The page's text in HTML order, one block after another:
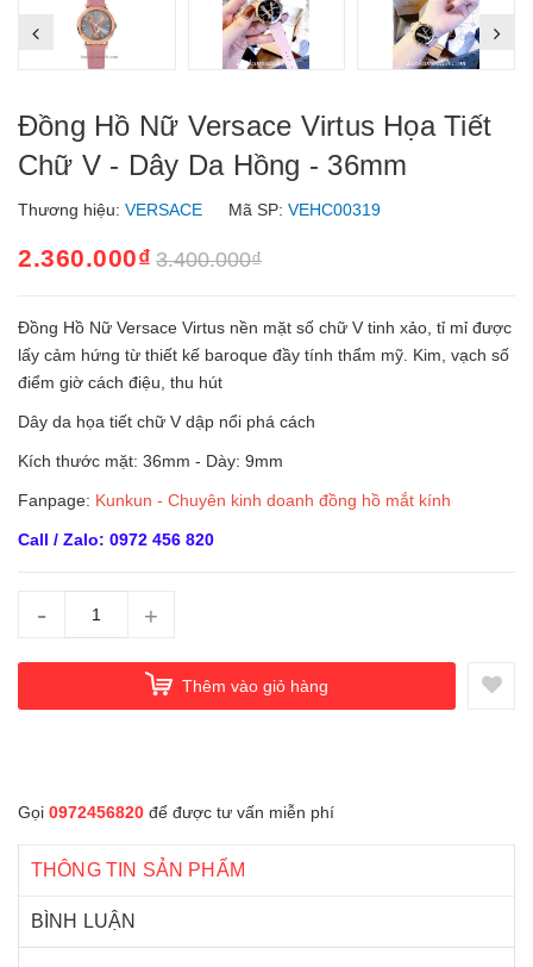
Đồng Hồ Nữ Versace Virtus Họa Tiết
Chữ V - Dây Da Hồng - 36mm
Thương hiệu: VERSACE Mã SP: VEHC00319
2.360.000₫ 3.400.000₫
Đồng Hồ Nữ Versace Virtus nền mặt số chữ V tinh xảo, tỉ mỉ được
lấy cảm hứng từ thiết kế baroque đầy tính thẩm mỹ. Kim, vạch số
điểm giờ cách điệu, thu hút
Dây da họa tiết chữ V dập nổi phá cách
Kích thước mặt: 36mm - Dày: 9mm
Fanpage: Kunkun - Chuyên kinh doanh đồng hồ mắt kính
Call / Zalo: 0972 456 820
- +
Thêm vào giỏ hàng
Gọi 0972456820 để được tư vấn miễn phí
THÔNG TIN SẢN PHẨM
BÌNH LUẬN